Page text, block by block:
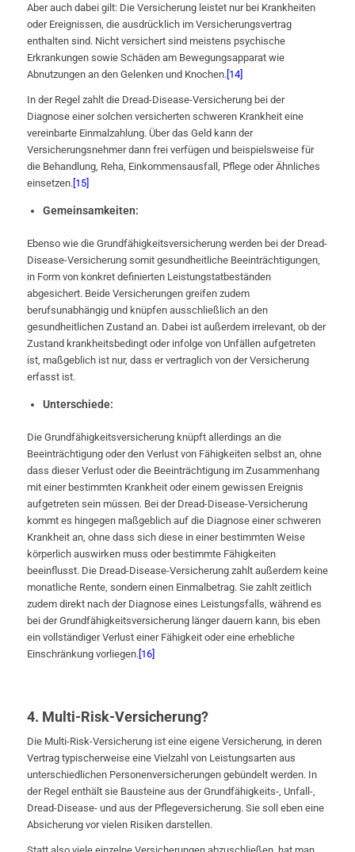
Aber auch dabei gilt: Die Versicherung leistet nur bei Krankheiten
oder Ereignissen, die ausdrücklich im Versicherungsvertrag
enthalten sind. Nicht versichert sind meistens psychische
Erkrankungen sowie Schäden am Bewegungsapparat wie
Abnutzungen an den Gelenken und Knochen.[14]
In der Regel zahlt die Dread-Disease-Versicherung bei der
Diagnose einer solchen versicherten schweren Krankheit eine
vereinbarte Einmalzahlung. Über das Geld kann der
Versicherungsnehmer dann frei verfügen und beispielsweise für
die Behandlung, Reha, Einkommensausfall, Pflege oder Ähnliches
einsetzen.[15]
Gemeinsamkeiten:
Ebenso wie die Grundfähigkeitsversicherung werden bei der Dread-
Disease-Versicherung somit gesundheitliche Beeinträchtigungen,
in Form von konkret definierten Leistungstatbeständen
abgesichert. Beide Versicherungen greifen zudem
berufsunabhängig und knüpfen ausschließlich an den
gesundheitlichen Zustand an. Dabei ist außerdem irrelevant, ob der
Zustand krankheitsbedingt oder infolge von Unfällen aufgetreten
ist, maßgeblich ist nur, dass er vertraglich von der Versicherung
erfasst ist.
Unterschiede:
Die Grundfähigkeitsversicherung knüpft allerdings an die
Beeinträchtigung oder den Verlust von Fähigkeiten selbst an, ohne
dass dieser Verlust oder die Beeinträchtigung im Zusammenhang
mit einer bestimmten Krankheit oder einem gewissen Ereignis
aufgetreten sein müssen. Bei der Dread-Disease-Versicherung
kommt es hingegen maßgeblich auf die Diagnose einer schweren
Krankheit an, ohne dass sich diese in einer bestimmten Weise
körperlich auswirken muss oder bestimmte Fähigkeiten
beeinflusst. Die Dread-Disease-Versicherung zahlt außerdem keine
monatliche Rente, sondern einen Einmalbetrag. Sie zahlt zeitlich
zudem direkt nach der Diagnose eines Leistungsfalls, während es
bei der Grundfähigkeitsversicherung länger dauern kann, bis eben
ein vollständiger Verlust einer Fähigkeit oder eine erhebliche
Einschränkung vorliegen.[16]
4. Multi-Risk-Versicherung?
Die Multi-Risk-Versicherung ist eine eigene Versicherung, in deren
Vertrag typischerweise eine Vielzahl von Leistungsarten aus
unterschiedlichen Personenversicherungen gebündelt werden. In
der Regel enthält sie Bausteine aus der Grundfähigkeits-, Unfall-,
Dread-Disease- und aus der Pflegeversicherung. Sie soll eben eine
Absicherung vor vielen Risiken darstellen.